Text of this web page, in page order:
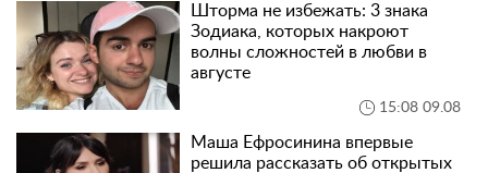
Шторма не избежать: 3 знака
Зодиака, которых накроют
волны сложностей в любви в
августе
15:08 09.08
Маша Ефросинина впервые
решила рассказать об открытых